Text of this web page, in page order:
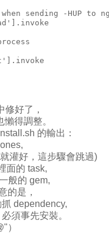
sending -HUP to
好了，
得調整。
的輸出：
灌好，這步驟會跳過)
面的 task,
般的 gem,
的是，
dependency,
須事先安裝。
）